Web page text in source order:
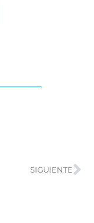
SIGUIENTE